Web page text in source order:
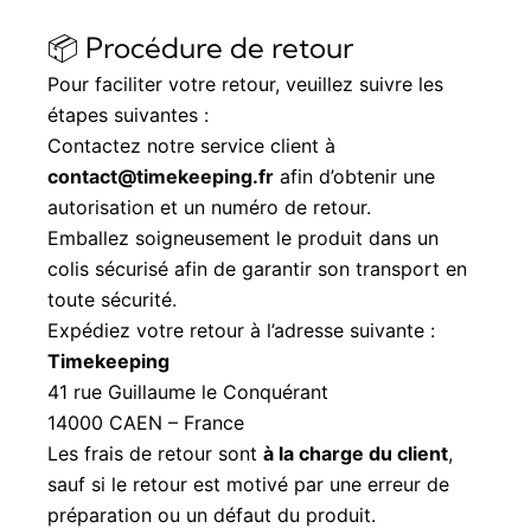
📦 Procédure de retour
Pour faciliter votre retour, veuillez suivre les
étapes suivantes :
Contactez notre service client à
contact@timekeeping.fr afin d’obtenir une
autorisation et un numéro de retour.
Emballez soigneusement le produit dans un
colis sécurisé afin de garantir son transport en
toute sécurité.
Expédiez votre retour à l’adresse suivante :
Timekeeping
41 rue Guillaume le Conquérant
14000 CAEN – France
Les frais de retour sont à la charge du client,
sauf si le retour est motivé par une erreur de
préparation ou un défaut du produit.